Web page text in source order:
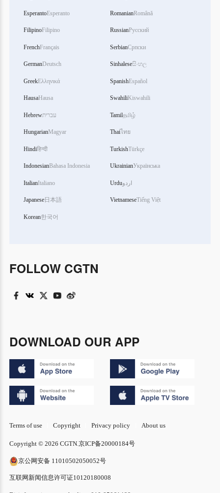
EsperantoEsperanto
FilipinoFilipino
FrenchFrançais
GermanDeutsch
GreekΕλληνικά
HausaHausa
Hebrewעברית
HungarianMagyar
Hindiहिन्दी
IndonesianBahasa Indonesia
ItalianItaliano
Japanese日本語
Korean한국어
RomanianRomână
RussianРусский
SerbianСрпски
Sinhaleseසිංහල
SpanishEspañol
SwahiliKiswahili
Tamilதமிழ்
Thaiไทย
TurkishTürkçe
UkrainianУкраїнська
Urduاردو
VietnameseTiếng Việt
FOLLOW CGTN
DOWNLOAD OUR APP
Terms of use Copyright Privacy policy About us
Copyright © 2026 CGTN.京ICP备20000184号
京公网安备 11010502050052号
互联网新闻信息许可证10120180008